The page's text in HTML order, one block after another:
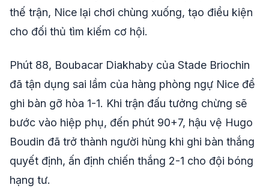
thế trận, Nice lại chơi chùng xuống, tạo điều kiện
cho đối thủ tìm kiếm cơ hội.
Phút 88, Boubacar Diakhaby của Stade Briochin
đã tận dụng sai lầm của hàng phòng ngự Nice để
ghi bàn gỡ hòa 1-1. Khi trận đấu tưởng chừng sẽ
bước vào hiệp phụ, đến phút 90+7, hậu vệ Hugo
Boudin đã trở thành người hùng khi ghi bàn thắng
quyết định, ấn định chiến thắng 2-1 cho đội bóng
hạng tư.